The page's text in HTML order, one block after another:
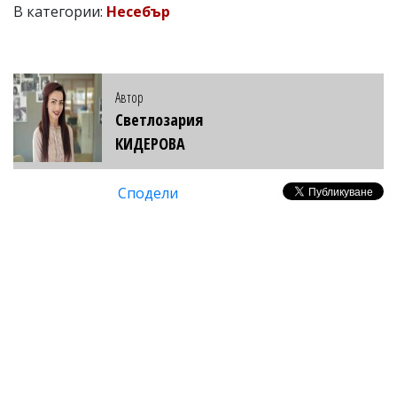
В категории: Несебър
Автор
Светлозария
КИДЕРОВА
Сподели